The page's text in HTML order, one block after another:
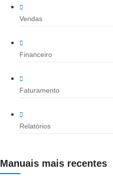
Vendas
Financeiro
Faturamento
Relatórios
Manuais mais recentes